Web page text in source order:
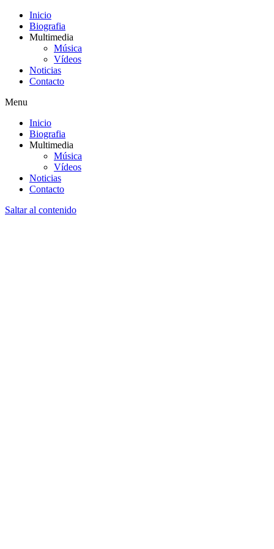
Inicio
Biografia
Multimedia
Música
Vídeos
Noticias
Contacto
Menu
Inicio
Biografia
Multimedia
Música
Vídeos
Noticias
Contacto
Saltar al contenido